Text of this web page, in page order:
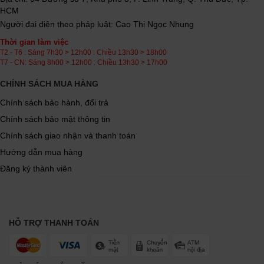
HCM
Người đại diện theo pháp luật: Cao Thị Ngọc Nhung
Thời gian làm việc
T2 - T6 : Sáng 7h30 > 12h00 : Chiều 13h30 > 18h00
T7 - CN: Sáng 8h00 > 12h00 : Chiều 13h30 > 17h00
CHÍNH SÁCH MUA HÀNG
Chính sách bảo hành, đổi trả
Chính sách bảo mật thông tin
Chính sách giao nhận và thanh toán
Hướng dẫn mua hàng
Đăng ký thành viên
HỖ TRỢ THANH TOÁN